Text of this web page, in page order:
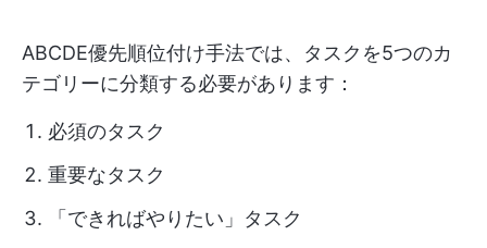
ABCDE優先順位付け手法では、タスクを5つのカ
テゴリーに分類する必要があります：
必須のタスク
重要なタスク
「できればやりたい」タスク